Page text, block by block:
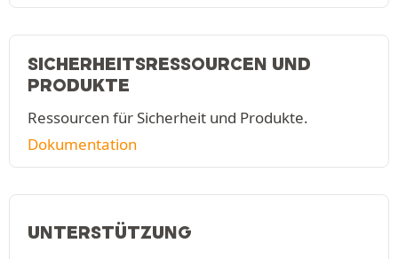
SICHERHEITSRESSOURCEN UND
PRODUKTE
Ressourcen für Sicherheit und Produkte.
Dokumentation
UNTERSTÜTZUNG